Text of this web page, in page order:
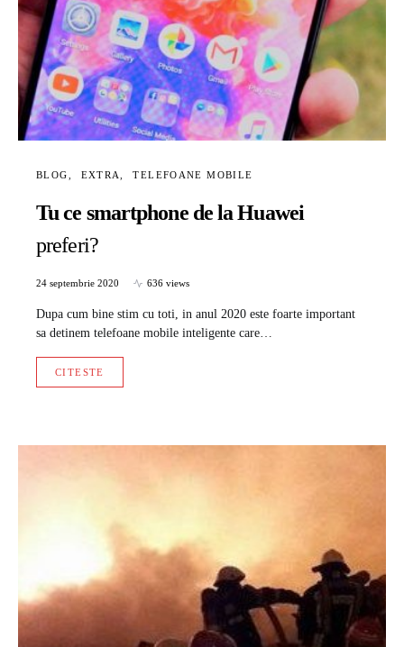
BLOG EXTRA TELEFOANE MOBILE
Tu ce smartphone de la Huawei
preferi?
24 septembrie 2020 636 views
Dupa cum bine stim cu toti, in anul 2020 este foarte important
sa detinem telefoane mobile inteligente care…
CITESTE